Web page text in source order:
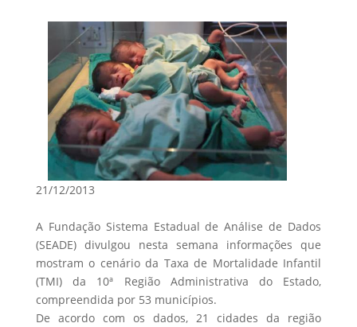
21/12/2013
A Fundação Sistema Estadual de Análise de Dados
(SEADE) divulgou nesta semana informações que
mostram o cenário da Taxa de Mortalidade Infantil
(TMI) da 10ª Região Administrativa do Estado,
compreendida por 53 municípios.
De acordo com os dados, 21 cidades da região